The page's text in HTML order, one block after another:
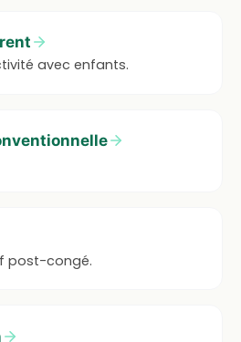
avec enfants.
post-congé.